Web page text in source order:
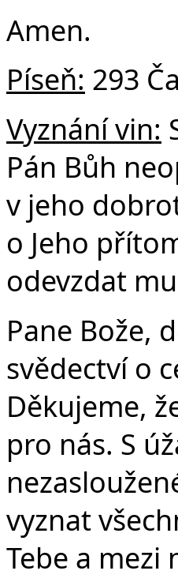
Amen.
Píseň: 293
Vyznání vin:
Pán Bůh
v jeho
o Jeho
odevzdat
Pane Bože,
svědectví o
Děkujeme,
pro nás. S
vyznat
Tebe a mezi